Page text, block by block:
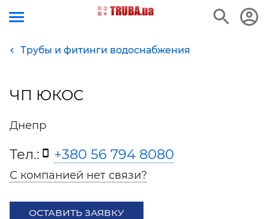
Трубы и фитинги водоснабжения
ЧП ЮКОС
Днепр
Тел.: +380 56 794 8080
С компанией нет связи?
ОСТАВИТЬ ЗАЯВКУ